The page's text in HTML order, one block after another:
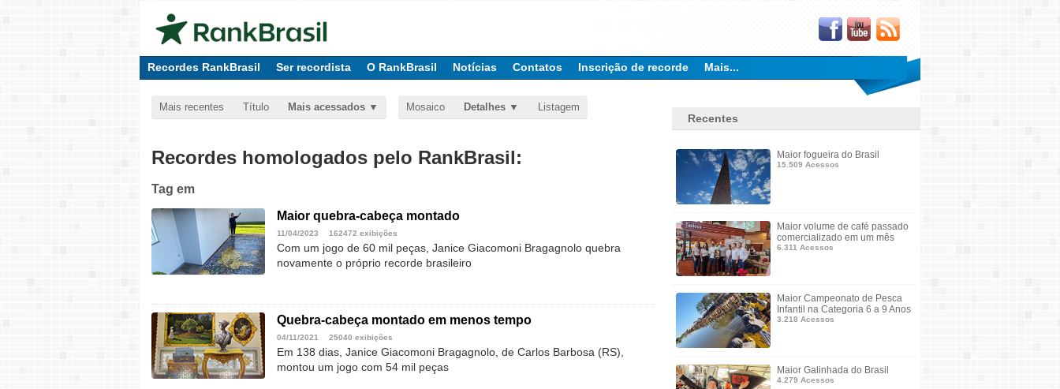
Recordes RankBrasil Ser recordista O RankBrasil Notícias Contatos Inscrição de recorde Mais...
Mais recentes Título Mais acessados Mosaico Detalhes Listagem
Recordes homologados pelo RankBrasil:
Tag em
Maior quebra-cabeça montado
11/04/2023 162472 exibições
Com um jogo de 60 mil peças, Janice Giacomoni Bragagnolo quebra
novamente o próprio recorde brasileiro
Quebra-cabeça montado em menos tempo
04/11/2021 25040 exibições
Em 138 dias, Janice Giacomoni Bragagnolo, de Carlos Barbosa (RS),
montou um jogo com 54 mil peças
Recentes
Maior fogueira do Brasil
15.509 Acessos
Maior volume de café passado
comercializado em um mês
6.311 Acessos
Maior Campeonato de Pesca
Infantil na Categoria 6 a 9 Anos
3.218 Acessos
Maior Galinhada do Brasil
4.279 Acessos